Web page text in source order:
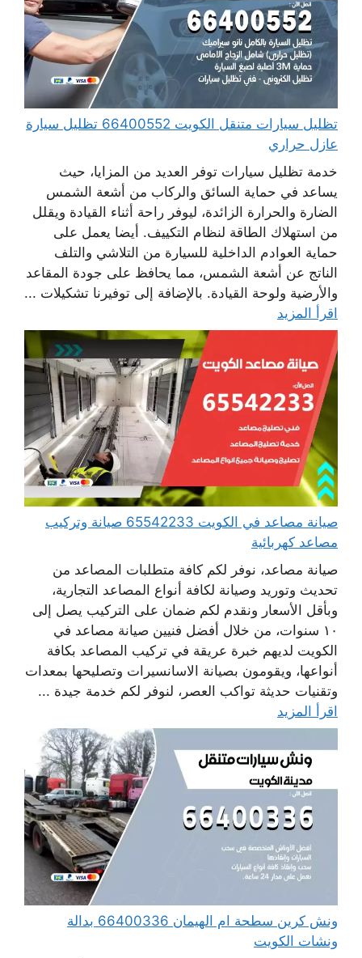
تظليل سيارات متنقل الكويت 66400552 تظليل سيارة
عازل حراري
خدمة تظليل سيارات توفر العديد من المزايا، حيث
يساعد في حماية السائق والركاب من أشعة الشمس
الضارة والحرارة الزائدة، ليوفر راحة أثناء القيادة ويقلل
من استهلاك الطاقة لنظام التكييف. أيضا يعمل على
حماية العوادم الداخلية للسيارة من التلاشي والتلف
الناتج عن أشعة الشمس، مما يحافظ على جودة المقاعد
والأرضية ولوحة القيادة. بالإضافة إلى توفيرنا تشكيلات ...
اقرأ المزيد
صيانة مصاعد في الكويت 65542233 صيانة وتركيب
مصاعد كهربائية
صيانة مصاعد، نوفر لكم كافة متطلبات المصاعد من
تحديث وتوريد وصيانة لكافة أنواع المصاعد التجارية،
وبأقل الأسعار ونقدم لكم ضمان على التركيب يصل إلى
١٠ سنوات، من خلال أفضل فنيين صيانة مصاعد في
الكويت لديهم خبرة عريقة في تركيب المصاعد بكافة
أنواعها، ويقومون بصيانة الاسانسيرات وتصليحها بمعدات
وتقنيات حديثة تواكب العصر، لنوفر لكم خدمة جيدة ...
اقرأ المزيد
ونش كرين سطحة ام الهيمان 66400336 بدالة
ونشات الكويت